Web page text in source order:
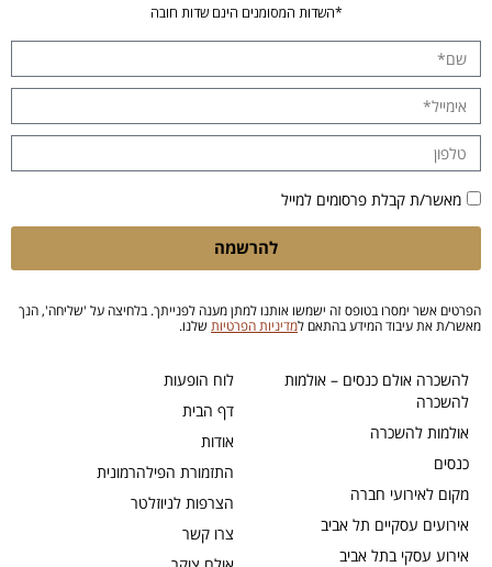
לוח הופעות
דף הבית
אודות
התזמורת הפילהרמונית
הצרפות לניוזלטר
צרו קשר
להשכרה אולם כנסים – אולמות
להשכרה
אולמות להשכרה
כנסים
מקום לאירועי חברה
אירועים עסקיים תל אביב
אירוע עסקי בתל אביב
*השדות המסומנים הינם שדות חובה
מאשר/ת קבלת פרסומים למייל
להרשמה
הפרטים אשר ימסרו בטופס זה ישמשו אותנו למתן מענה לפנייתך. בלחיצה על 'שליחה', הנך
מאשר/ת את עיבוד המידע בהתאם למדיניות הפרטיות שלנו.